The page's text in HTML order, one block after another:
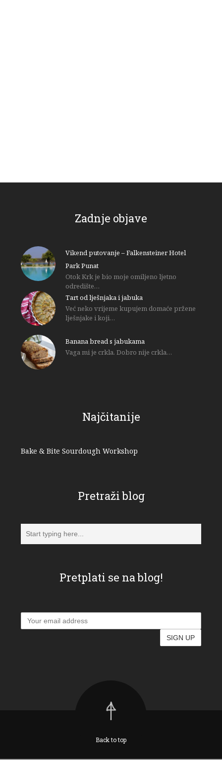
Zadnje objave
Vikend putovanje – Falkensteiner Hotel
Park Punat
Otok Krk je bio moje omiljeno ljetno
odredište…
Tart od lješnjaka i jabuka
Već neko vrijeme kupujem domaće pržene
lješnjake i koji…
Banana bread s jabukama
Vaga mi je crkla. Dobro nije crkla…
Najčitanije
Bake & Bite Sourdough Workshop
Pretraži blog
Pretplati se na blog!
Back to top